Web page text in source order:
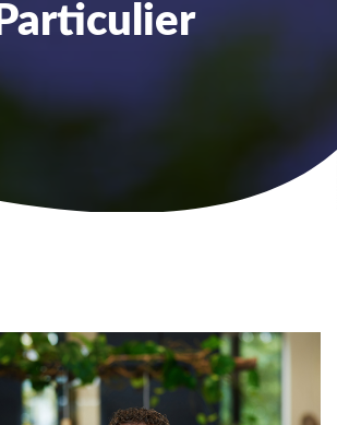
Particulier